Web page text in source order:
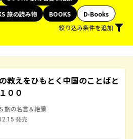
旅の読み物 BOOKS
D-Books
絞り込み条件を追加
教えをひもとく中国のことばと
００
旅の名言＆絶景
発売